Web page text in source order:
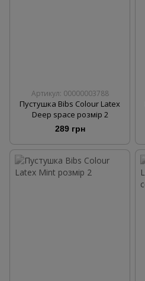
Артикул: 00000003788
Пустушка Bibs Colour Latex
Deep space розмір 2
289 грн